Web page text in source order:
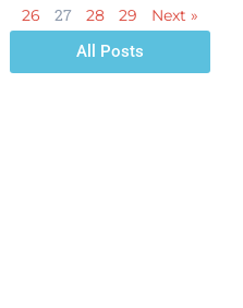
26
27 28 29
Next »
All Posts